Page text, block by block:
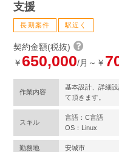
支援
長期案件 駅近く
契約金額(税抜)
￥ 650,000/月～￥
作業内容
基本設計、詳細
て頂きます。
スキル
言語：C言語
OS：Linux
勤務地 安城市